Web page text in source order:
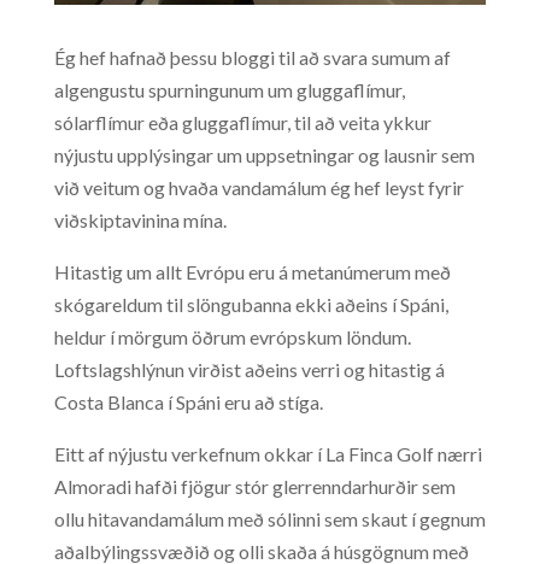
Ég hef hafnað þessu bloggi til að svara sumum af
algengustu spurningunum um gluggaflímur,
sólarflímur eða gluggaflímur, til að veita ykkur
nýjustu upplýsingar um uppsetningar og lausnir sem
við veitum og hvaða vandamálum ég hef leyst fyrir
viðskiptavinina mína.
Hitastig um allt Evrópu eru á metanúmerum með
skógareldum til slöngubanna ekki aðeins í Spáni,
heldur í mörgum öðrum evrópskum löndum.
Loftslagshlýnun virðist aðeins verri og hitastig á
Costa Blanca í Spáni eru að stíga.
Eitt af nýjustu verkefnum okkar í La Finca Golf nærri
Almoradi hafði fjögur stór glerrenndarhurðir sem
ollu hitavandamálum með sólinni sem skaut í gegnum
aðalbýlingssvæðið og olli skaða á húsgögnum með